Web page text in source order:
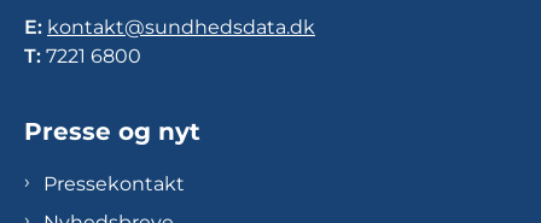
E: kontakt@sundhedsdata.dk
T: 7221 6800
Presse og nyt
Pressekontakt